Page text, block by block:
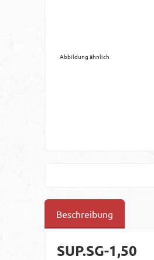
Abbildung ähnlich
Beschreibung
SUP.SG-1,50